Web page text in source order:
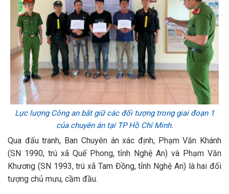
Lực lượng Công an bắt giữ các đối tượng trong giai đoạn 1
của chuyên án tại TP Hồ Chí Minh.
Qua đấu tranh, Ban Chuyên án xác định, Phạm Văn Khánh
(SN 1990, trú xã Quế Phong, tỉnh Nghệ An) và Phạm Văn
Khương (SN 1993, trú xã Tam Đồng, tỉnh Nghệ An) là hai đối
tượng chủ mưu, cầm đầu.